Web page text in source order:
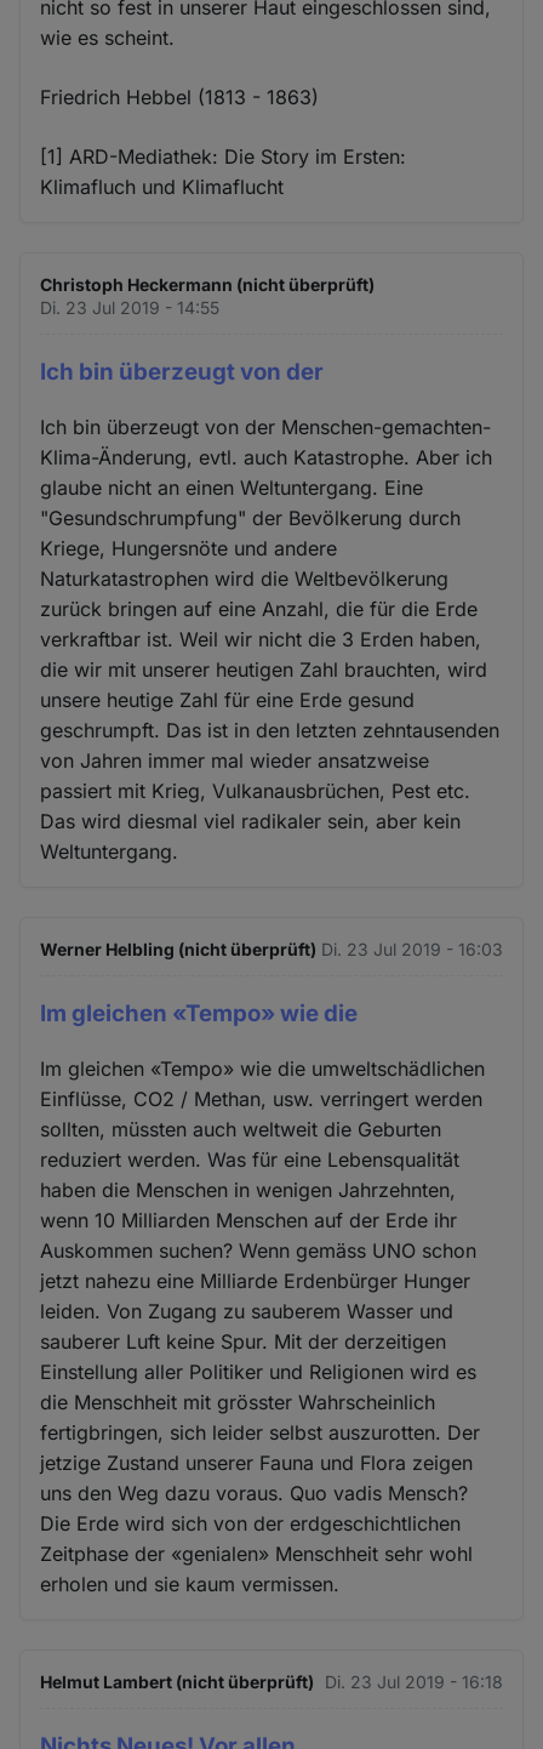
nicht so fest in unserer Haut eingeschlossen sind,
wie es scheint.
Friedrich Hebbel (1813 - 1863)
[1] ARD-Mediathek: Die Story im Ersten:
Klimafluch und Klimaflucht
Christoph Heckermann (nicht überprüft)
Di. 23 Jul 2019 - 14:55
Ich bin überzeugt von der
Ich bin überzeugt von der Menschen-gemachten-
Klima-Änderung, evtl. auch Katastrophe. Aber ich
glaube nicht an einen Weltuntergang. Eine
"Gesundschrumpfung" der Bevölkerung durch
Kriege, Hungersnöte und andere
Naturkatastrophen wird die Weltbevölkerung
zurück bringen auf eine Anzahl, die für die Erde
verkraftbar ist. Weil wir nicht die 3 Erden haben,
die wir mit unserer heutigen Zahl brauchten, wird
unsere heutige Zahl für eine Erde gesund
geschrumpft. Das ist in den letzten zehntausenden
von Jahren immer mal wieder ansatzweise
passiert mit Krieg, Vulkanausbrüchen, Pest etc.
Das wird diesmal viel radikaler sein, aber kein
Weltuntergang.
Werner Helbling (nicht überprüft) Di. 23 Jul 2019 - 16:03
Im gleichen «Tempo» wie die
Im gleichen «Tempo» wie die umweltschädlichen
Einflüsse, CO2 / Methan, usw. verringert werden
sollten, müssten auch weltweit die Geburten
reduziert werden. Was für eine Lebensqualität
haben die Menschen in wenigen Jahrzehnten,
wenn 10 Milliarden Menschen auf der Erde ihr
Auskommen suchen? Wenn gemäss UNO schon
jetzt nahezu eine Milliarde Erdenbürger Hunger
leiden. Von Zugang zu sauberem Wasser und
sauberer Luft keine Spur. Mit der derzeitigen
Einstellung aller Politiker und Religionen wird es
die Menschheit mit grösster Wahrscheinlich
fertigbringen, sich leider selbst auszurotten. Der
jetzige Zustand unserer Fauna und Flora zeigen
uns den Weg dazu voraus. Quo vadis Mensch?
Die Erde wird sich von der erdgeschichtlichen
Zeitphase der «genialen» Menschheit sehr wohl
erholen und sie kaum vermissen.
Helmut Lambert (nicht überprüft) Di. 23 Jul 2019 - 16:18